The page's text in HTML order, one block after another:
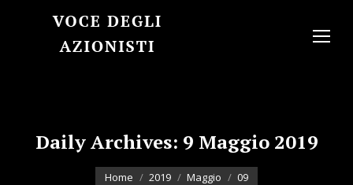
Daily Archives: 9 Maggio 2019
You are here:
Home 2019 Maggio 09